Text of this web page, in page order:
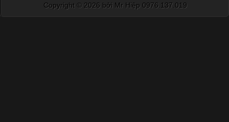
Copyright © 2026 bởi Mr Hiệp 0976.137.019